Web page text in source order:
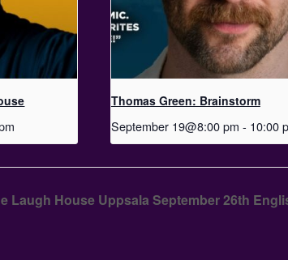
Thomas Green: Brainstorm
September 19@8:00 pm - 10:00
Laugh House Uppsala September 26th